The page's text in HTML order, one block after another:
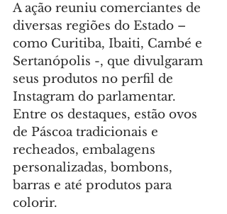
A ação reuniu comerciantes de
diversas regiões do Estado –
como Curitiba, Ibaiti, Cambé e
Sertanópolis -, que divulgaram
seus produtos no perfil de
Instagram do parlamentar.
Entre os destaques, estão ovos
de Páscoa tradicionais e
recheados, embalagens
personalizadas, bombons,
barras e até produtos para
colorir.